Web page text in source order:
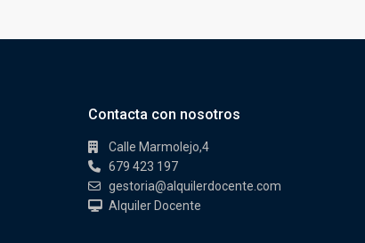
Contacta con nosotros
Calle Marmolejo,4
679 423 197
gestoria@alquilerdocente.com
Alquiler Docente